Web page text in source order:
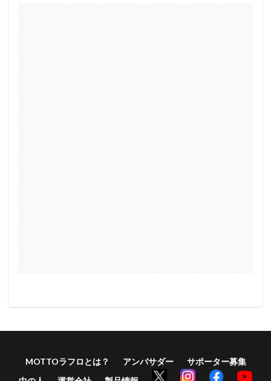
MOTTOラフロとは？ アンバサダー
サポーター募集